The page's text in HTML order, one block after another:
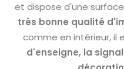
et dispose d'une
très bonne qualité
comme en intérieur, il
d'enseigne, la